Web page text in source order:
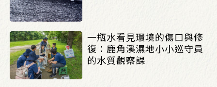
一瓶水看見環境的傷口與修
復：鹿角溪濕地小小巡守員
的水質觀察課